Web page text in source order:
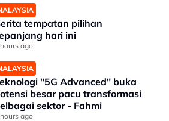
tempatan pilihan
hari ini
ago
"5G Advanced" buka
besar pacu transformasi
sektor - Fahmi
ago